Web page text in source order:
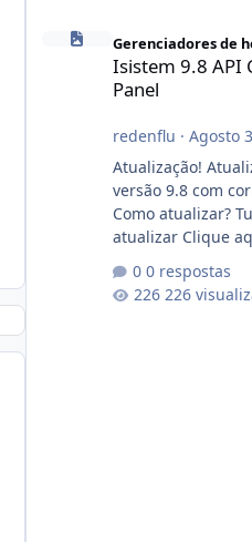
Isistem 9.8 API CentOS Web
Gerenciadores de
Isistem 9.8 API
Panel
redenflu · Agosto
Atualização! Atualização para a
versão 9.8 com
Como atualizar? Tutorial de como
atualizar Clique aqui 🚀
publico para
autorizado a usasr
0 respostas
226